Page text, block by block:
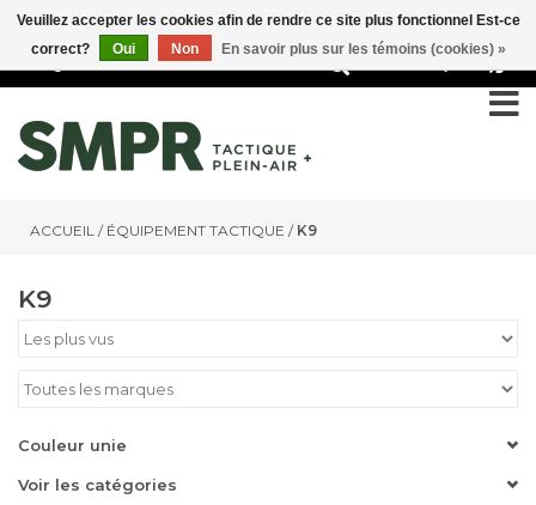
0
ACCUEIL / ÉQUIPEMENT TACTIQUE / K9
K9
Couleur unie
Voir les catégories
Veuillez accepter les cookies afin de rendre ce site plus fonctionnel Est-ce
correct?
Oui Non En savoir plus sur les témoins (cookies) »